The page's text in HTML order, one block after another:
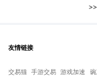
>>
友情链接
交易猫 手游交易 游戏加速